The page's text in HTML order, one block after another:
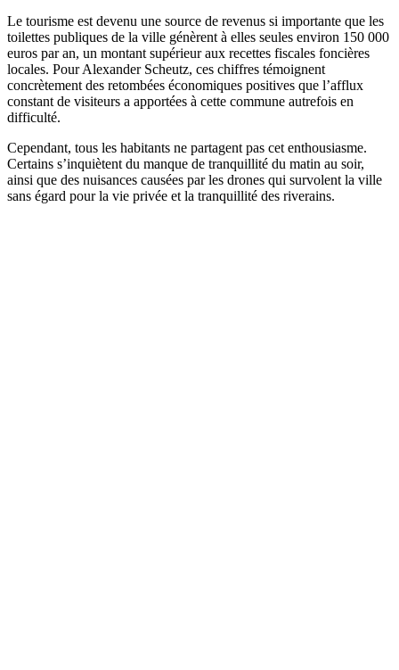
Le tourisme est devenu une source de revenus si importante que les
toilettes publiques de la ville génèrent à elles seules environ 150 000
euros par an, un montant supérieur aux recettes fiscales foncières
locales. Pour Alexander Scheutz, ces chiffres témoignent
concrètement des retombées économiques positives que l’afflux
constant de visiteurs a apportées à cette commune autrefois en
difficulté.
Cependant, tous les habitants ne partagent pas cet enthousiasme.
Certains s’inquiètent du manque de tranquillité du matin au soir,
ainsi que des nuisances causées par les drones qui survolent la ville
sans égard pour la vie privée et la tranquillité des riverains.